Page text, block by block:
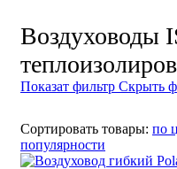
Воздуховоды
Показат фильтр Скрыть
Сортировать товары: по
популярности